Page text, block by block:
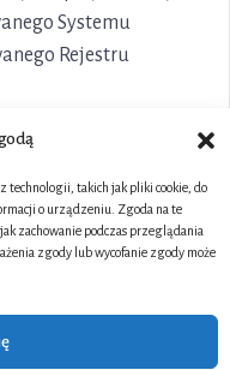
technologii, takich jak pliki cookie, do
o urządzeniu. Zgoda na te
zachowanie podczas przeglądania
zgody lub wycofanie zgody może
Systemu
Rejestru